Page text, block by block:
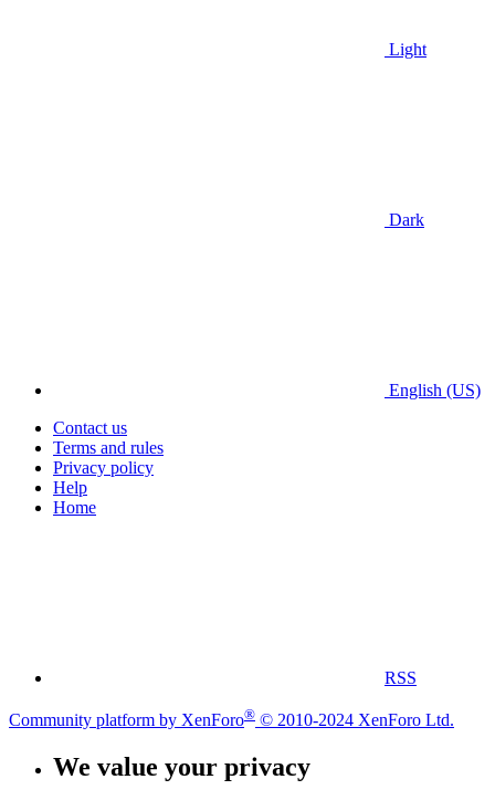
Light
Dark
English (US)
Contact us
Terms and rules
Privacy policy
Help
Home
RSS
Community platform by XenForo® © 2010-2024 XenForo Ltd.
We value your privacy